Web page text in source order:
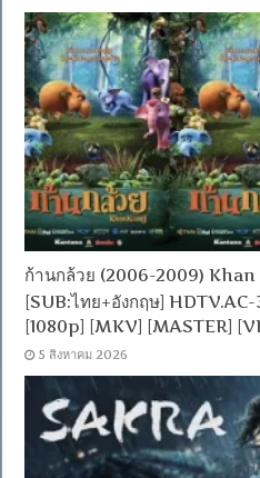
ก้านกล้วย (2006-2009) Khan
[SUB:ไทย+อังกฤษ]
[1080p] [MKV] [MASTER]
5 สิงหาคม 2026